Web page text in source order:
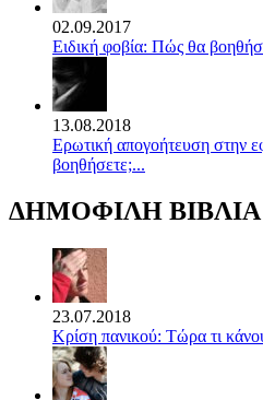
02.09.2017
Ειδική φοβία: Πώς θα
13.08.2018
Ερωτική απογοήτευση στην
βοηθήσετε;...
ΔΗΜΟΦΙΛΗ ΒΙΒΛΙΑ
23.07.2018
Κρίση πανικού: Τώρα τι